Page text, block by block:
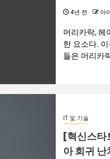
4년 전 아
머리카락, 헤
한 요소다.
들은 머리카
IT 및 기술
[혁신스
아 희귀